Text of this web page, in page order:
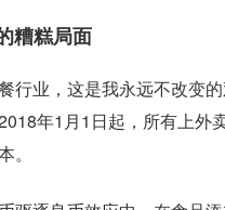
糟糕局面
行业，这是我永远不改变
年1月1日起，所有上